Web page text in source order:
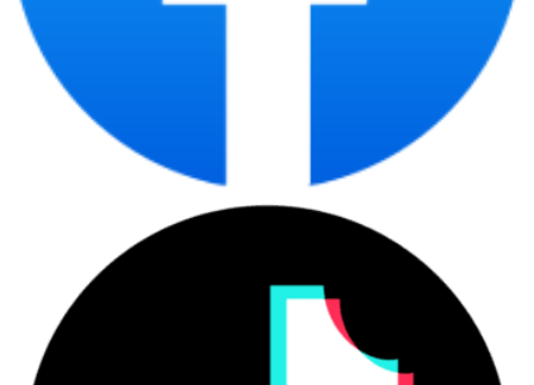
cung cấp nguồn điện liên tục, không bị gián đoạn với độ tin cậy
cao hơn.
Hệ số công suất cao
Santak C3KR có Hệ số công suất đầu ra tăng từ 0,8 lên 0,9 so
với thế hệ cũ, cung cấp nhiều năng lượng hơn.
Hiệu quả cao, khả năng thích nghi cao
Santak C3KR có Hiệu suất tải hoàn toàn lên đến 93%, hiệu suất
tải một nửa lên đến 92,5% và hiệu quả của chế độ ECO lên đến
97%, giúp tiết kiệm nguồn năng lượng quý giá.
Phạm vi điện áp và tần số đầu vào rộng (40Hz-70Hz), thích
nghi với nhiều môi trường, tương thích với máy phát điện, cung